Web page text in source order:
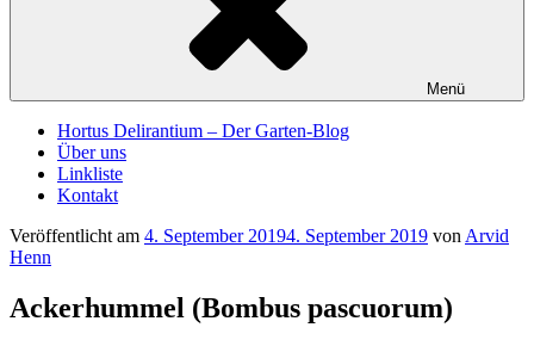
Menü
Hortus Delirantium – Der Garten-Blog
Über uns
Linkliste
Kontakt
Veröffentlicht am 4. September 20194. September 2019 von Arvid
Henn
Ackerhummel (Bombus pascuorum)